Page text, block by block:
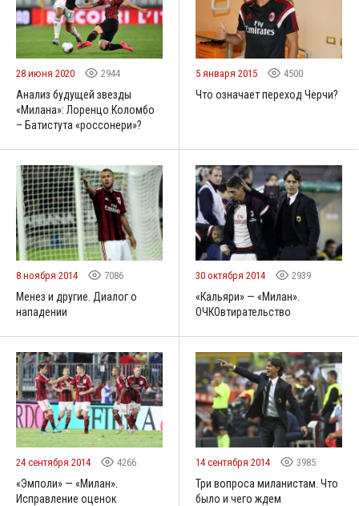
28 июня 2020 2944
Анализ будущей звезды
«Милана»: Лоренцо Коломбо
– Батистута «россонери»?
5 января 2015 4500
Что означает переход Черчи?
8 ноября 2014 7086
Менез и другие. Диалог о
нападении
30 октября 2014 2939
«Кальяри» — «Милан».
ОЧКОвтирательство
24 сентября 2014 4266
«Эмполи» — «Милан».
Исправление оценок
14 сентября 2014 3985
Три вопроса миланистам. Что
было и чего ждем